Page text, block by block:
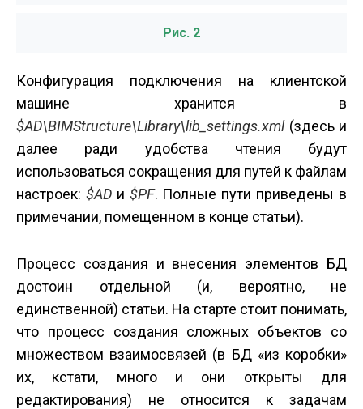
Рис. 2
Конфигурация подключения на клиентской
машине хранится в
$AD\BIMStructure\Library\lib_settings.xml(здесь и
далее ради удобства чтения будут
использоваться сокращения для путей к файлам
настроек: $ADи $PF. Полные пути приведены в
примечании, помещенном в конце статьи).
Процесс создания и внесения элементов БД
достоин отдельной (и, вероятно, не
единственной) статьи. На старте стоит понимать,
что процесс создания сложных объектов со
множеством взаимосвязей (в БД «из коробки»
их, кстати, много и они открыты для
редактирования) не относится к задачам